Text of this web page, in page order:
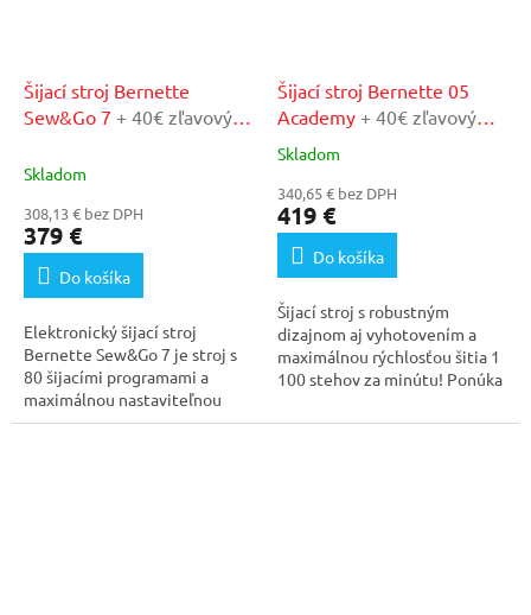
Šijací stroj Bernette
Sew&Go 7 + 40€ zľavový
autorizovanom servise
Skladom
308,13 € bez DPH
379 €
Do košíka
Elektronický šijací stroj
Bernette Sew&Go 7 je stroj s
80 šijacími programami a
maximálnou nastaviteľnou
šírkou stehu 7 mm....
Šijací stroj Bernette 05
Academy + 40€ zľavový
kupón v našom
autorizovanom servise
Priemerné
produktu
je
4,8
hviezdičiek.
Skladom
340,65 € bez DPH
419 €
Do košíka
Šijací stroj s robustným
dizajnom aj vyhotovením a
maximálnou rýchlosťou šitia 1
100 stehov za minútu! Ponúka